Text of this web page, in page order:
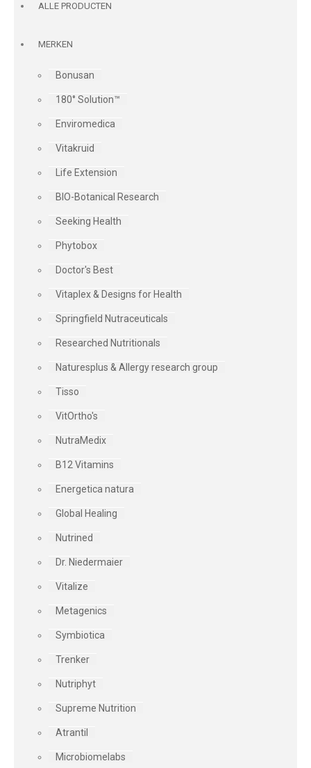
ALLE PRODUCTEN
MERKEN
Bonusan
180° Solution™
Enviromedica
Vitakruid
Life Extension
BIO-Botanical Research
Seeking Health
Phytobox
Doctor's Best
Vitaplex & Designs for Health
Springfield Nutraceuticals
Researched Nutritionals
Naturesplus & Allergy research group
Tisso
VitOrtho's
NutraMedix
B12 Vitamins
Energetica natura
Global Healing
Nutrined
Dr. Niedermaier
Vitalize
Metagenics
Symbiotica
Trenker
Nutriphyt
Supreme Nutrition
Atrantil
Microbiomelabs